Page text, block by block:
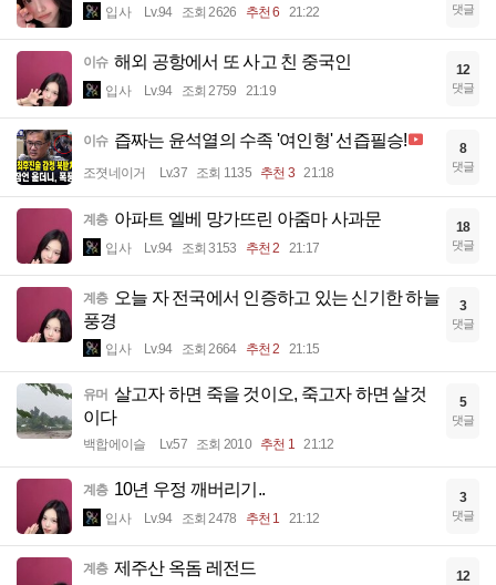
입사 Lv.94 조회 2626 추천 6 21:22 댓글
이슈 해외 공항에서 또 사고 친 중국인
입사 Lv.94 조회 2759 21:19
12
댓글
이슈 즙짜는 윤석열의 수족 '여인형' 선즙필승!
조졋네이거 Lv.37 조회 1135 추천 3 21:18
8
댓글
계층 아파트 엘베 망가뜨린 아줌마 사과문
입사 Lv.94 조회 3153 추천 2 21:17
18
댓글
계층 오늘 자 전국에서 인증하고 있는 신기한 하늘
풍경
입사 Lv.94 조회 2664 추천 2 21:15
3
댓글
유머 살고자 하면 죽을 것이오, 죽고자 하면 살것
이다
백합에이슬 Lv.57 조회 2010 추천 1 21:12
5
댓글
계층 10년 우정 깨버리기..
입사 Lv.94 조회 2478 추천 1 21:12
3
댓글
계층 제주산 옥돔 레전드 12